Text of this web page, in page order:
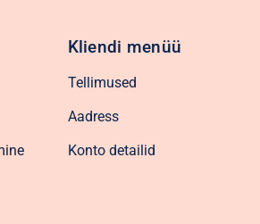
Kliendi menüü
Tellimused
Aadress
Konto detailid